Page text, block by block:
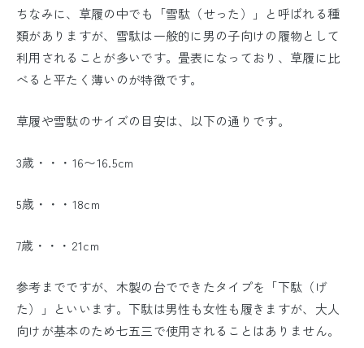
ちなみに、草履の中でも「雪駄（せった）」と呼ばれる種
類がありますが、雪駄は一般的に男の子向けの履物として
利用されることが多いです。畳表になっており、草履に比
べると平たく薄いのが特徴です。
草履や雪駄のサイズの目安は、以下の通りです。
3歳・・・16〜16.5cm
5歳・・・18cm
7歳・・・21cm
参考までですが、木製の台でできたタイプを「下駄（げ
た）」といいます。下駄は男性も女性も履きますが、大人
向けが基本のため七五三で使用されることはありません。